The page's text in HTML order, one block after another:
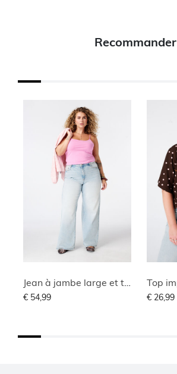
Recommander
€ 54,99 € 26,99